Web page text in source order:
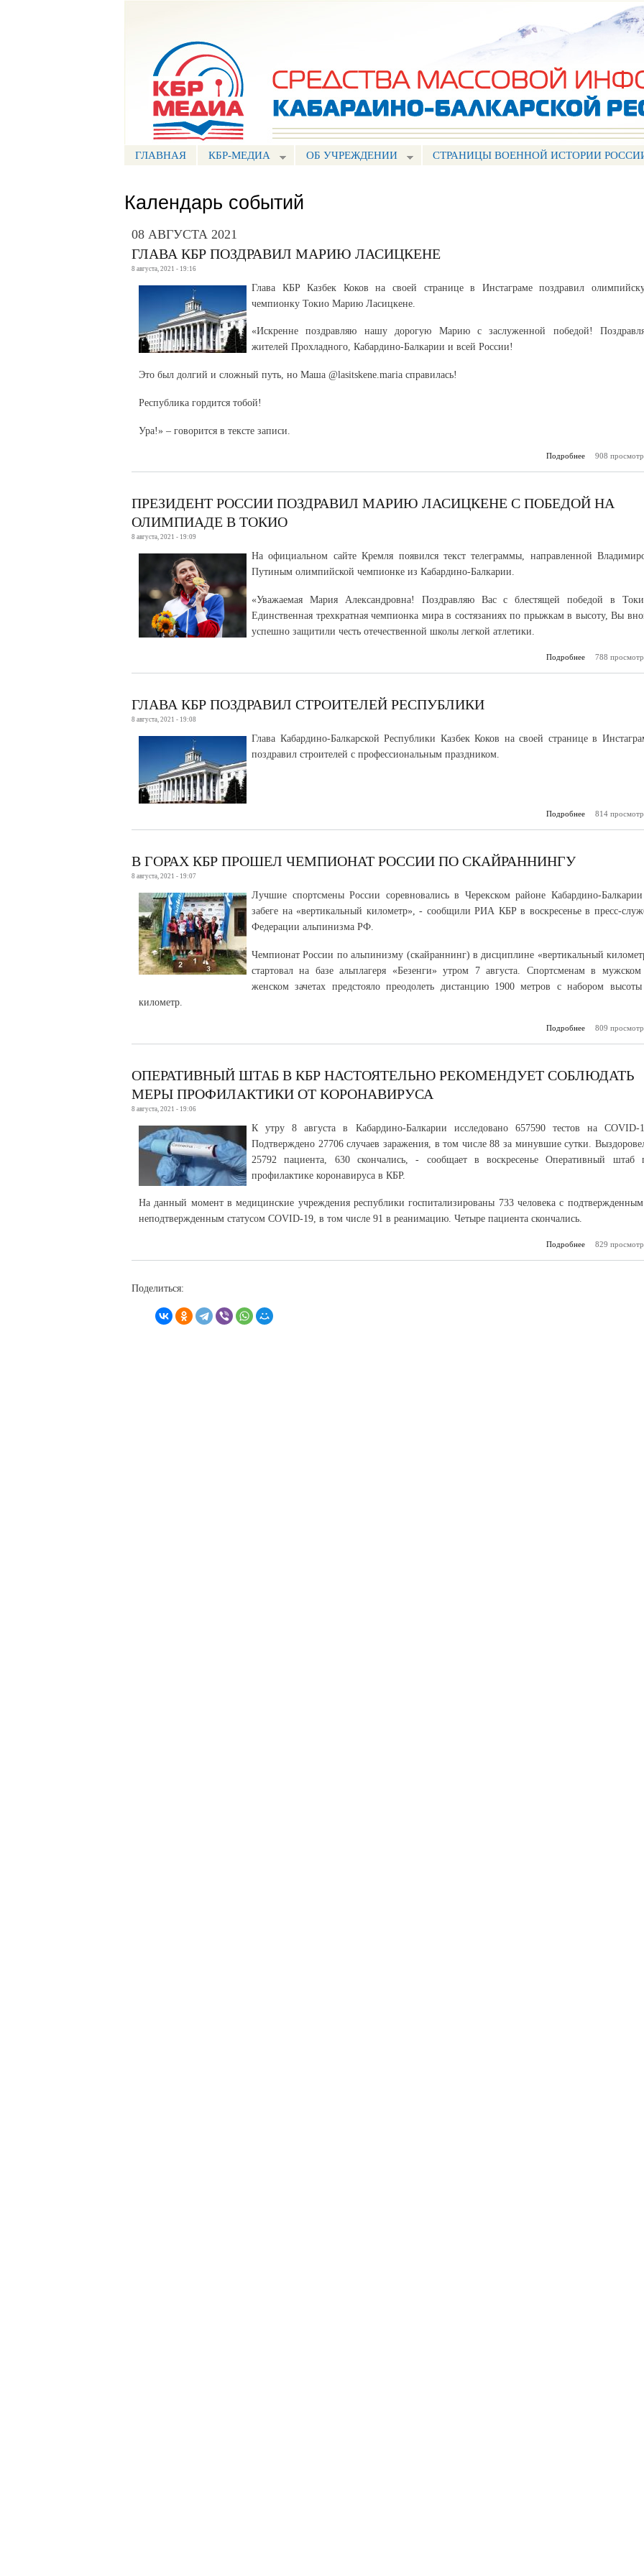
ГЛАВНАЯ КБР-МЕДИА ОБ УЧРЕЖДЕНИИ СТРАНИЦЫ ВОЕННОЙ ИСТОРИИ
Календарь событий
08 АВГУСТА 2021
ГЛАВА КБР ПОЗДРАВИЛ МАРИЮ ЛАСИЦКЕНЕ
8 августа, 2021 - 19:16
Глава КБР Казбек Коков на своей странице в Инстаграме поздравил
чемпионку Токио Марию Ласицкене.
«Искренне поздравляю нашу дорогую Марию с заслуженной победой!
жителей Прохладного, Кабардино-Балкарии и всей России!
Это был долгий и сложный путь, но Маша @lasitskene.maria справилась!
Республика гордится тобой!
Ура!» – говорится в тексте записи.
Подробнее
о Глава КБР
908
ПРЕЗИДЕНТ РОССИИ ПОЗДРАВИЛ МАРИЮ ЛАСИЦКЕНЕ С ПОБЕДОЙ НА
ОЛИМПИАДЕ В ТОКИО
8 августа, 2021 - 19:09
На официальном сайте Кремля появился текст телеграммы, направленной
Путиным олимпийской чемпионке из Кабардино-Балкарии.
«Уважаемая Мария Александровна! Поздравляю Вас с блестящей победой в
Единственная трехкратная чемпионка мира в состязаниях по прыжкам в высоту, Вы
успешно защитили честь отечественной школы легкой атлетики.
Подробнее
о Президент
788
ГЛАВА КБР ПОЗДРАВИЛ СТРОИТЕЛЕЙ РЕСПУБЛИКИ
8 августа, 2021 - 19:08
Глава Кабардино-Балкарской Республики Казбек Коков на своей странице в
поздравил строителей с профессиональным праздником.
Подробнее
о Глава КБР
814
В ГОРАХ КБР ПРОШЕЛ ЧЕМПИОНАТ РОССИИ ПО СКАЙРАННИНГУ
8 августа, 2021 - 19:07
Лучшие спортсмены России соревновались в Черекском районе Кабардино-
забеге на «вертикальный километр», - сообщили РИА КБР в воскресенье в пресс-
Федерации альпинизма РФ.
Чемпионат России по альпинизму (скайраннинг) в дисциплине «вертикальный
стартовал на базе альплагеря «Безенги» утром 7 августа. Спортсменам в
женском зачетах предстояло преодолеть дистанцию 1900 метров с набором высоты
километр.
Подробнее
о В горах КБР
809
ОПЕРАТИВНЫЙ ШТАБ В КБР НАСТОЯТЕЛЬНО РЕКОМЕНДУЕТ СОБЛЮДАТЬ
МЕРЫ ПРОФИЛАКТИКИ ОТ КОРОНАВИРУСА
8 августа, 2021 - 19:06
К утру 8 августа в Кабардино-Балкарии исследовано 657590 тестов на COVID-
Подтверждено 27706 случаев заражения, в том числе 88 за минувшие сутки.
25792 пациента, 630 скончались, - сообщает в воскресенье Оперативный штаб
профилактике коронавируса в КБР.
На данный момент в медицинские учреждения республики госпитализированы 733 человека с
неподтвержденным статусом COVID-19, в том числе 91 в реанимацию. Четыре пациента скончались.
Подробнее
о
829
Поделиться: